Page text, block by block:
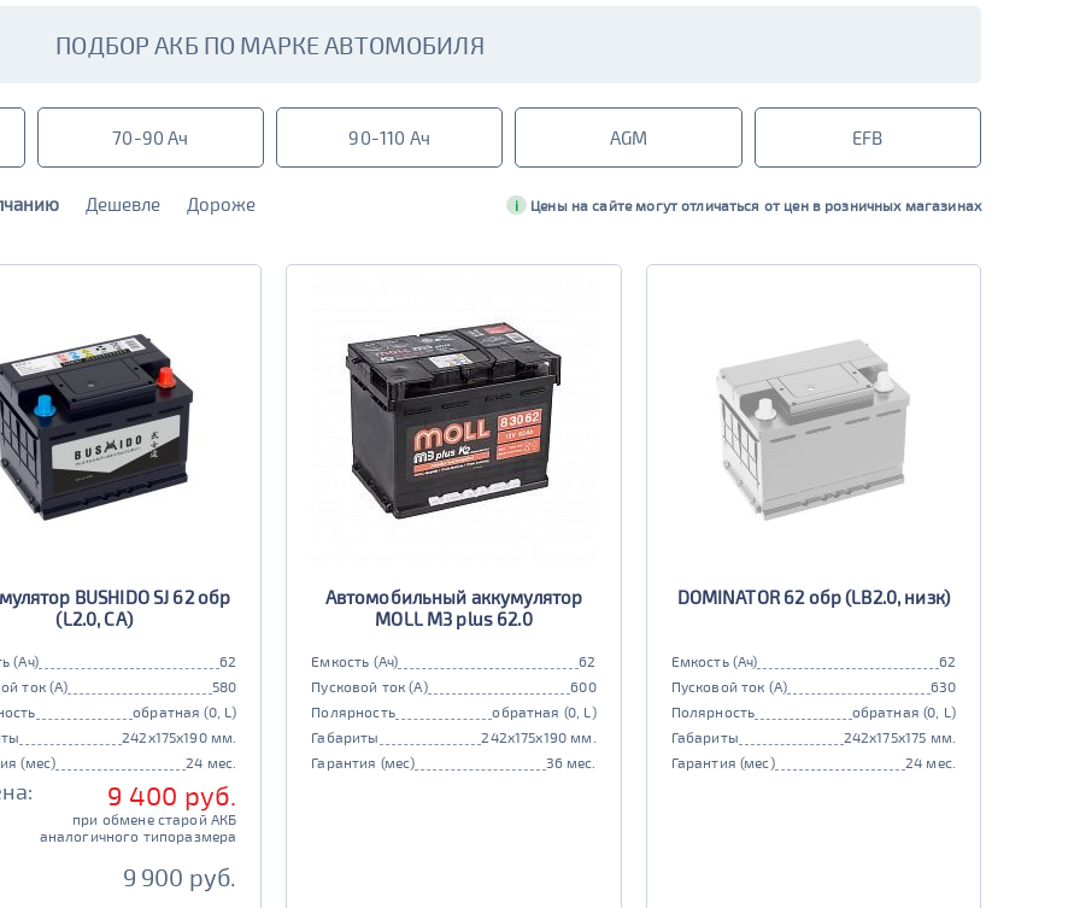
ПОДБОР АКБ ПО МАРКЕ АВТОМОБИЛЯ
70-90 Ач 90-110 Ач AGM EFB
Дешевле Дороже i Цены на сайте могут отличаться от цен в розничных магазинах
BUSHIDO SJ 62 обр
(L2.0, CA)
(Ач)
62
ток (А)
580
обратная (0, L)
242x175x190 мм.
(мес)
24 мес.
9 400 руб.
при обмене старой АКБ
аналогичного типоразмера
9 900 руб.
Автомобильный аккумулятор
MOLL M3 plus 62.0
Емкость (Ач)
62
Пусковой ток (А)
600
Полярность
обратная (0, L)
Габариты
242x175x190 мм.
Гарантия (мес)
36 мес.
DOMINATOR 62 обр (LB2.0, низк)
Емкость (Ач)
62
Пусковой ток (А)
630
Полярность
обратная (0, L)
Габариты
242x175x175 мм.
Гарантия (мес)
24 мес.